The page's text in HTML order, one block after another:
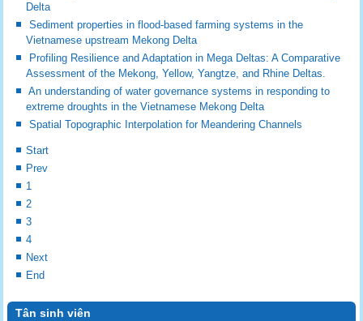
Delta
Sediment properties in flood-based farming systems in the
Vietnamese upstream Mekong Delta
Profiling Resilience and Adaptation in Mega Deltas: A Comparative
Assessment of the Mekong, Yellow, Yangtze, and Rhine Deltas.
An understanding of water governance systems in responding to
extreme droughts in the Vietnamese Mekong Delta
Spatial Topographic Interpolation for Meandering Channels
Start
Prev
1
2
3
4
Next
End
Tân sinh viên